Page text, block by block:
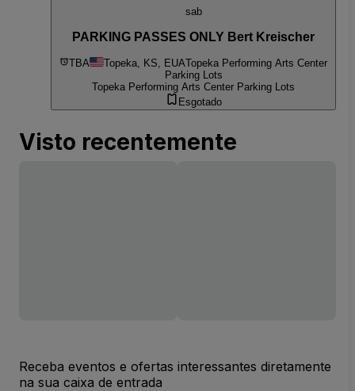
sab
PARKING PASSES ONLY Bert Kreischer
TBA Topeka, KS, EUATopeka Performing Arts Center
Parking Lots
Topeka Performing Arts Center Parking Lots
Esgotado
Visto recentemente
Receba eventos e ofertas interessantes diretamente
na sua caixa de entrada